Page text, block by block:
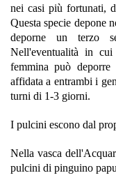
nei casi più fortunati,
Questa specie depone
deporne un terzo
Nell'eventualità in
femmina può
affidata a entrambi i
turni di 1-3 giorni.
I pulcini escono dal
Nella vasca
pulcini di pinguino